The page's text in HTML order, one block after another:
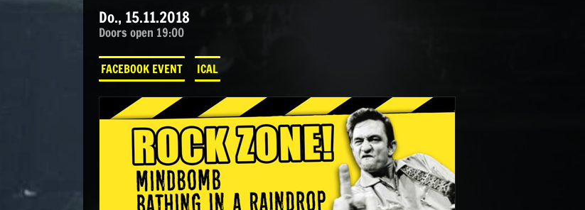
Do., 15.11.2018
Doors open 19:00
FACEBOOK EVENT ICAL